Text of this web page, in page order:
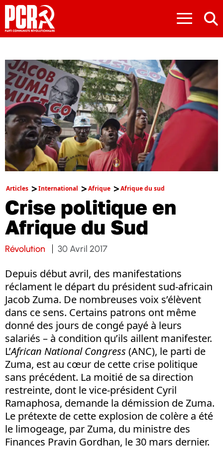
≡
Articles International Afrique Afrique du sud
Crise politique en
Afrique du Sud
Révolution 30 Avril 2017
Depuis début avril, des manifestations
réclament le départ du président sud-africain
Jacob Zuma. De nombreuses voix s’élèvent
dans ce sens. Certains patrons ont même
donné des jours de congé payé à leurs
salariés – à condition qu’ils aillent manifester.
L’African National Congress (ANC), le parti de
Zuma, est au cœur de cette crise politique
sans précédent. La moitié de sa direction
restreinte, dont le vice-président Cyril
Ramaphosa, demande la démission de Zuma.
Le prétexte de cette explosion de colère a été
le limogeage, par Zuma, du ministre des
Finances Pravin Gordhan, le 30 mars dernier.